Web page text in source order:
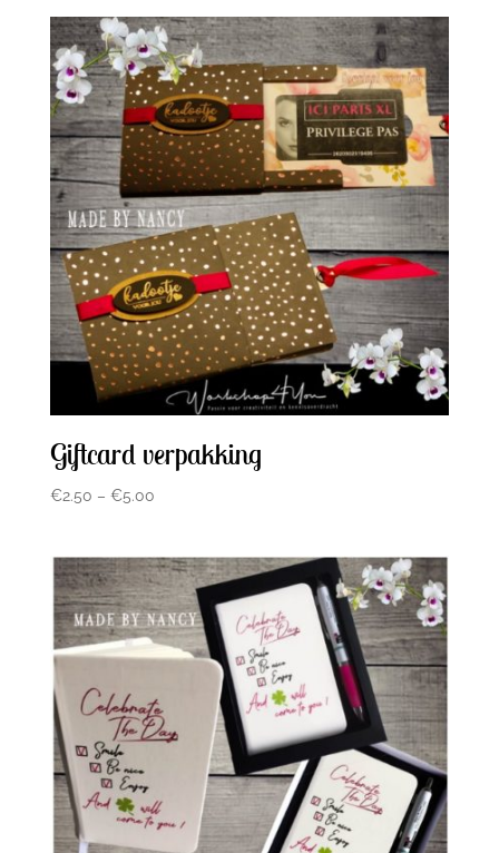
Giftcard verpakking
€2.50 – €5.00